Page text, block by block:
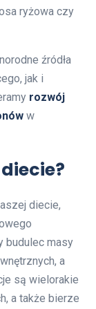
ryżowa czy
źródła
jak i
rozwój
w
diecie,
budulec masy
a
są wielorakie
a także bierze